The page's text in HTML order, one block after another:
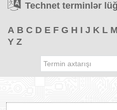
Technet terminlər
A B C D E F G H I J K L M
Y Z